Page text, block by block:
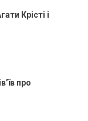
Крісті і
про